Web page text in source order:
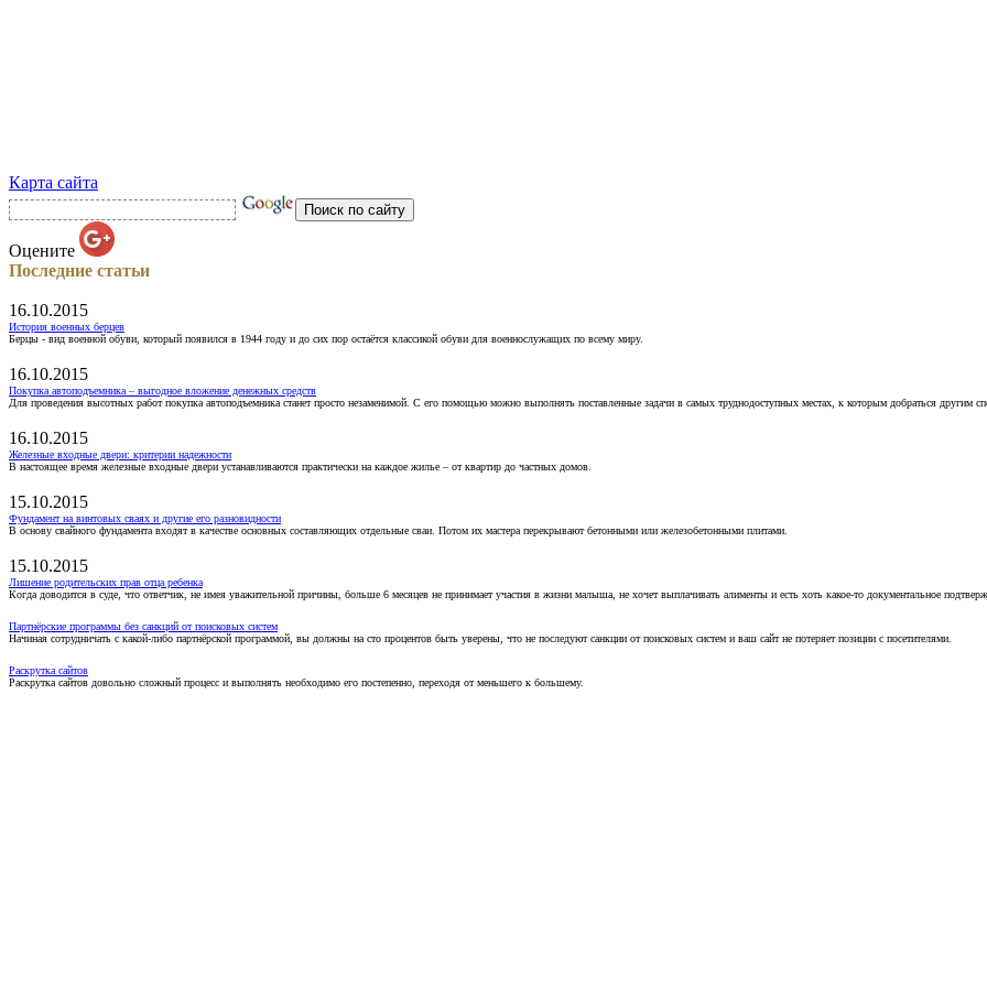
Карта сайта
Оцените
Последние статьи
16.10.2015
История военных берцев
Берцы - вид военной обуви, который появился в 1944 году и до сих пор остаётся классикой обуви для военнослужащих по всему миру.
16.10.2015
Покупка автоподъемника – выгодное вложение денежных средств
Для проведения высотных работ покупка автоподъемника станет просто незаменимой. С его помощью можно выполнять поставленные задачи в самых труднодоступных местах, к которым добраться другим
16.10.2015
Железные входные двери: критерии надежности
В настоящее время железные входные двери устанавливаются практически на каждое жилье – от квартир до частных домов.
15.10.2015
Фундамент на винтовых сваях и другие его разновидности
В основу свайного фундамента входят в качестве основных составляющих отдельные сваи. Потом их мастера перекрывают бетонными или железобетонными плитами.
15.10.2015
Лишение родительских прав отца ребенка
Когда доводится в суде, что ответчик, не имея уважительной причины, больше 6 месяцев не принимает участия в жизни малыша, не хочет выплачивать алименты и есть хоть какое-то документальное
Партнёрские программы без санкций от поисковых систем
Начиная сотрудничать с какой-либо партнёрской программой, вы должны на сто процентов быть уверены, что не последуют санкции от поисковых систем и ваш сайт не потеряет позиции с посетителями.
Раскрутка сайтов
Раскрутка сайтов довольно сложный процесс и выполнять необходимо его постепенно, переходя от меньшего к большему.